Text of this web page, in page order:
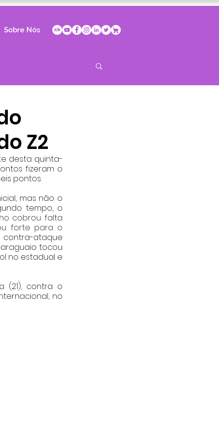
Sobre Nós
Z2
desta quinta-
fizeram o
pontos.
mas não o
tempo, o
cobrou falta
forte para o
contra-ataque
tocou
no estadual e
(21), contra o
no